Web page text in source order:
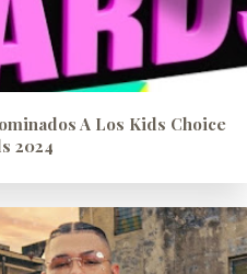
A Los Kids Choice
2024